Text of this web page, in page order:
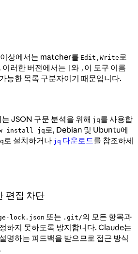
상에서는 matcher를 Edit,Write 로
이러한 버전에서는 와 , 이 도구 이름
능한 목록 구분자이기 때문입니다.
JSON 구문 분석을 위해 jq를 사용합
install jq 로, Debian 및 Ubuntu에
로 설치하거나 jq 다운로드를 참조하세
편집 차단
lock.json 또는 .git/의 모든 항목과
하지 못하도록 방지합니다. Claude는
명하는 피드백을 받으므로 접근 방식